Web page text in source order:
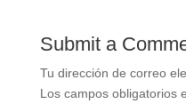
Submit a
Tu dirección de correo
Los campos obligatorios